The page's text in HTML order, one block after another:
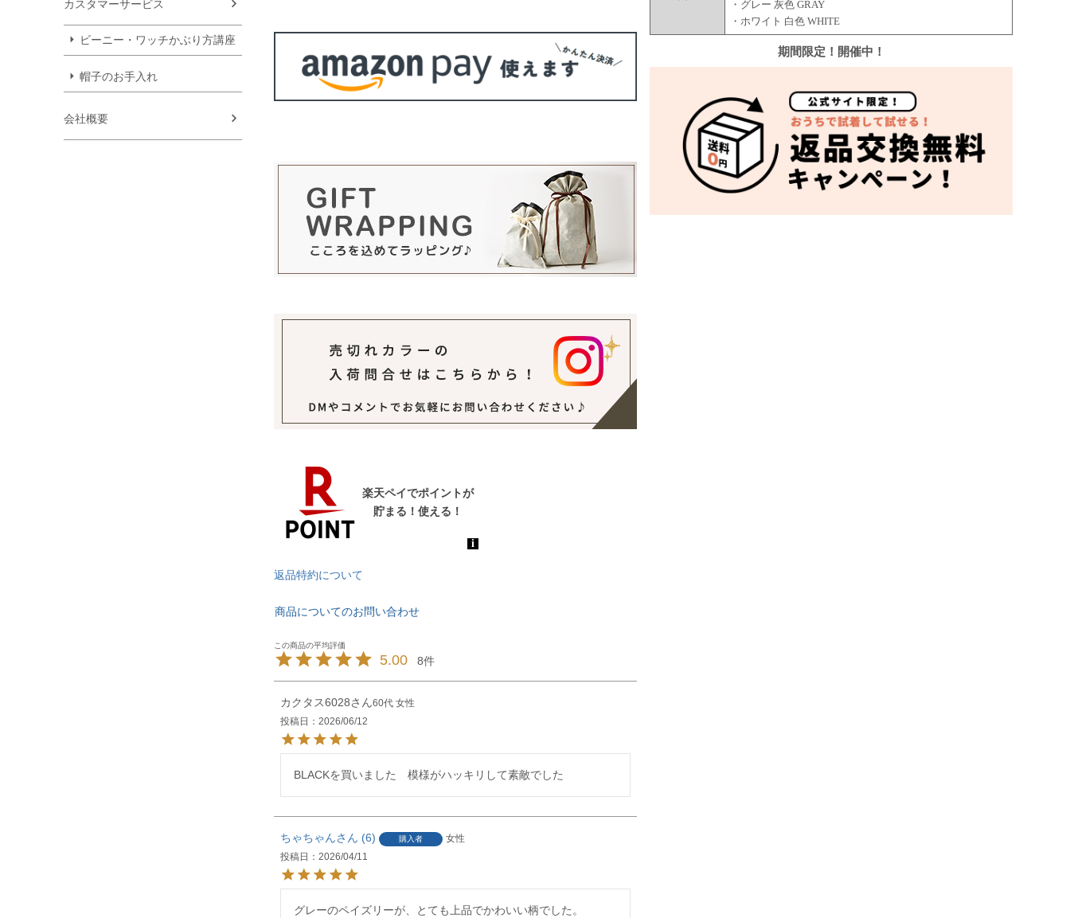
カスタマーサービス
ビーニー・ワッチかぶり方講座
帽子のお手入れ
会社概要
返品特約について
商品についてのお問い合わせ
5.00 8
カクタス6028 60代 女性
投稿日
2026/06/12
BLACKを買いました　模様がハッキリして素敵でした
ちゃちゃん 6 購入者
女性
投稿日
2026/04/11
グレーのペイズリーが、とても上品でかわいい柄でした。
・グレー 灰色 GRAY
・ホワイト 白色 WHITE
期間限定！開催中！